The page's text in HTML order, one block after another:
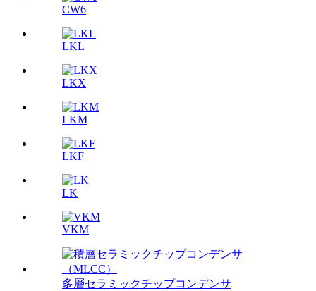
CW6
LKL
LKX
LKM
LKF
LK
VKM
多層セラミックチップコンデンサ